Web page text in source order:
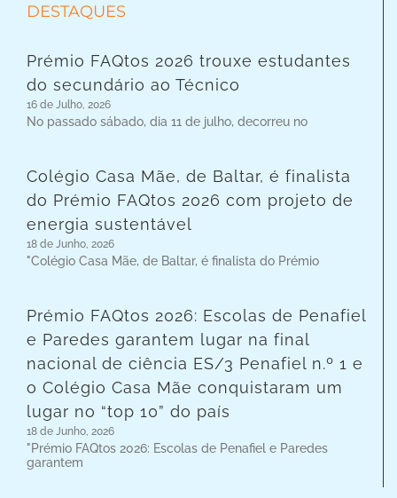
DESTAQUES
Prémio FAQtos 2026 trouxe estudantes
do secundário ao Técnico
16 de Julho, 2026
No passado sábado, dia 11 de julho, decorreu no
Colégio Casa Mãe, de Baltar, é finalista
do Prémio FAQtos 2026 com projeto de
energia sustentável
18 de Junho, 2026
"Colégio Casa Mãe, de Baltar, é finalista do Prémio
Prémio FAQtos 2026: Escolas de Penafiel
e Paredes garantem lugar na final
nacional de ciência ES/3 Penafiel n.º 1 e
o Colégio Casa Mãe conquistaram um
lugar no “top 10” do país
18 de Junho, 2026
"Prémio FAQtos 2026: Escolas de Penafiel e Paredes
garantem